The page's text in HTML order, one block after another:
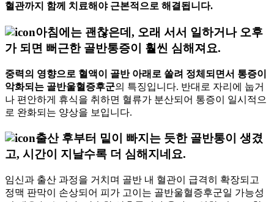
혈관까지 함께 치료해야 근본적으로 해결됩니다.
아침에는 괜찮은데, 오래 서서 일하거나 오후
가 되면 뻐근한 골반통증이 훨씬 심해져요.
중력의 영향으로 혈액이 골반 아래로 쏠려 정체되면서 통증이
악화되는 골반울혈증후군의 특징입니다. 반대로 자리에 눕거
나 편안하게 휴식을 취하면 혈류가 분산되어 통증이 일시적으
로 완화되는 양상을 보입니다.
출산 후부터 밑이 빠지는 듯한 골반통이 생겼
고, 시간이 지날수록 더 심해지네요.
임신과 출산 과정을 거치며 골반 내 혈관이 급격히 확장되고
정맥 판막이 손상되어 피가 고이는 골반울혈증후군일 가능성